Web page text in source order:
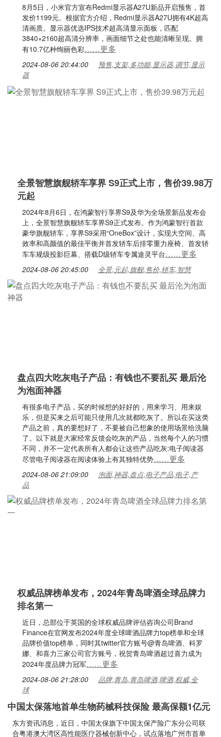
8月5日，小米官方宣布Redmi显示器A27U新品开启预售，首
发价1199元。根据官方介绍，Redmi显示器A27U拥有4K超高
清画质。显示器优选IPS技术超高清显示面板，匹配
3840×2160超高清分辨率，画面细节之处也能清晰呈现。拥
有10.7亿种绚丽色彩……更多
2024-08-06 20:44:00
预售,支架,多功能,显示器,调节,显示
器
全景智慧旗舰轿车享界 S9正式上市，售价39.98万
元起
2024年8月6日，在鸿蒙智行享界S9及华为全场景新品发布会
上，全景智慧旗舰轿车享界S9正式发布。作为鸿蒙智行首款
豪华旗舰轿车，享界S9采用“OneBox”设计，实现大空间、高
效率和高颜值的最佳平衡并首发轿车后排零重力座椅、首发轿
车车规级投影巨幕、搭载D级轿车专属途灵平台……更多
2024-08-06 20:45:00 全景,元起,旗舰,售价,轿车,智慧
盘点四大吃灰电子产品：有钱也不要乱买 最后沦
为泡面神器
有很多电子产品，买的时候想的好好的，用来学习、用来娱
乐，但是买来之后可能只使用几次就都吃灰了。所以在买这类
产品之前，真的要想好了，不要被自己想象的使用场景给洗脑
了。以下就是大家经常反馈会吃灰的产品，当然每个人的习惯
不同，并不一定代表所有人都会让这些产品吃灰:电子阅读器
尽管电子阅读器在阅读体验上有其独特优势……更多
2024-08-06 21:09:00
泡面,神器,盘点,电子产品,电子,产
品
权威品牌榜单发布，2024年青岛啤酒全球品牌力
排名第一
近日，总部位于英国的全球权威品牌评估咨询公司Brand
Finance在官网发布2024年度全球啤酒品牌力top榜单和全球
品牌价值top榜单，同时其twitter官方账号@青岛啤酒、科罗
娜、和喜力三家公司官方账号，祝贺青岛啤酒超过喜力成为
2024年度品牌力冠军……更多
2024-08-06 21:28:00
品牌,青岛,青岛啤酒,啤酒,权威,全
球
中国太保落地首单生物药械科技保险 最高保额1亿元
东方资讯消息，近日，中国太保旗下中国太保产险广东分公司联
合粤港澳大湾区高性能医疗器械创新中心，试点落地广州市首单